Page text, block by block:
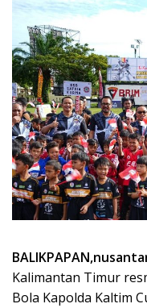
Kalimantan Timur
Bola Kapolda Kaltim